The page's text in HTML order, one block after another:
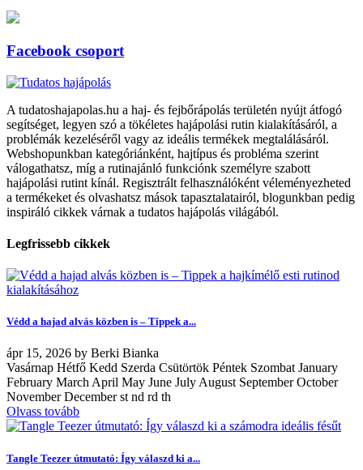
Facebook csoport
A tudatoshajapolas.hu a haj- és fejbőrápolás területén nyújt átfogó
segítséget, legyen szó a tökéletes hajápolási rutin kialakításáról, a
problémák kezeléséről vagy az ideális termékek megtalálásáról.
Webshopunkban kategóriánként, hajtípus és probléma szerint
válogathatsz, míg a rutinajánló funkciónk személyre szabott
hajápolási rutint kínál. Regisztrált felhasználóként véleményezheted
a termékeket és olvashatsz mások tapasztalatairól, blogunkban pedig
inspiráló cikkek várnak a tudatos hajápolás világából.
Legfrissebb cikkek
Védd a hajad alvás közben is – Tippek a...
ápr 15, 2026 by Berki Bianka
Vasárnap Hétfő Kedd Szerda Csütörtök Péntek Szombat January
February March April May June July August September October
November December st nd rd th
Olvass tovább
Tangle Teezer útmutató: Így válaszd ki a...